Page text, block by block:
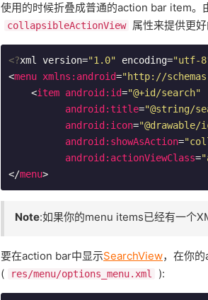
使用的时候折叠成普通的action bar item。
collapsibleActionView 属性来提供更好
<?xml version="1.0" encoding="utf-
<menu xmlns:android="http://
<item android:id="@+id/search"
android:title="@string/
android:icon="@drawable/
android:showAsAction=
android:actionViewClass=
</menu>
Note:如果你的menu items已经有一个
要在action bar中显示SearchView，在你
(
res/menu/options_menu.xml ):